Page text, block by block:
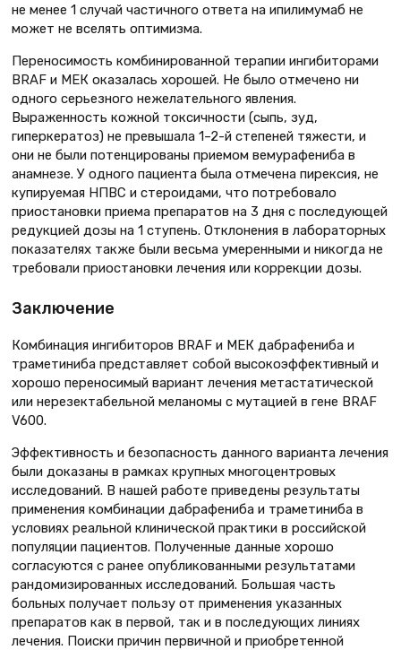
не менее 1 случай частичного ответа на ипилимумаб не
может не вселять оптимизма.
Переносимость комбинированной терапии ингибиторами
BRAF и МЕК оказалась хорошей. Не было отмечено ни
одного серьезного нежелательного явления.
Выраженность кожной токсичности (сыпь, зуд,
гиперкератоз) не превышала 1–2-й степеней тяжести, и
они не были потенцированы приемом вемурафениба в
анамнезе. У одного пациента была отмечена пирексия, не
купируемая НПВС и стероидами, что потребовало
приостановки приема препаратов на 3 дня с последующей
редукцией дозы на 1 ступень. Отклонения в лабораторных
показателях также были весьма умеренными и никогда не
требовали приостановки лечения или коррекции дозы.
Заключение
Комбинация ингибиторов BRAF и МЕК дабрафениба и
траметиниба представляет собой высокоэффективный и
хорошо переносимый вариант лечения метастатической
или нерезектабельной меланомы с мутацией в гене BRAF
V600.
Эффективность и безопасность данного варианта лечения
были доказаны в рамках крупных многоцентровых
исследований. В нашей работе приведены результаты
применения комбинации дабрафениба и траметиниба в
условиях реальной клинической практики в российской
популяции пациентов. Полученные данные хорошо
согласуются с ранее опубликованными результатами
рандомизированных исследований. Большая часть
больных получает пользу от применения указанных
препаратов как в первой, так и в последующих линиях
лечения. Поиски причин первичной и приобретенной